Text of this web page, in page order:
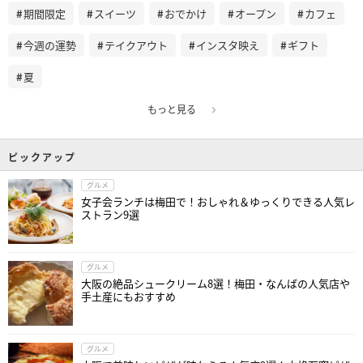
期間限定 スイーツ おでかけ オープン カフェ
今週の運勢 テイクアウト インスタ映え ギフト
夏
もっと見る
ピックアップ
グルメ
女子会ランチは梅田で！おしゃれ＆ゆっくりできる人気レ
ストラン9選
グルメ
大阪の絶品シュークリーム8選！梅田・なんばの人気店や
手土産にもおすすめ
グルメ